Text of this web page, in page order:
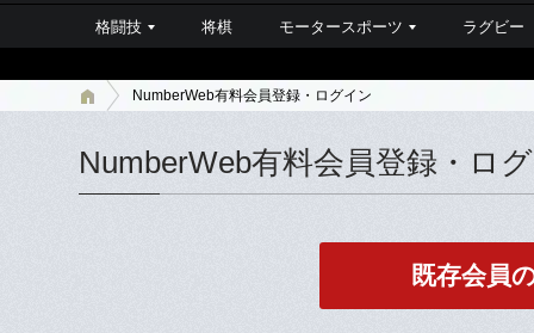
格闘技 将棋 モータースポーツ ラグビー
NumberWeb有料会員登録・ログイン
NumberWeb有料会員登録・ロ
既存会員